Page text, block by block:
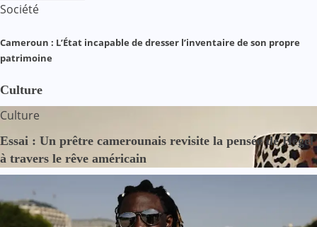
Société
Cameroun : L’État incapable de dresser l’inventaire de son propre
patrimoine
Culture
Culture
Essai : Un prêtre camerounais revisite la pensée de Hegel
à travers le rêve américain